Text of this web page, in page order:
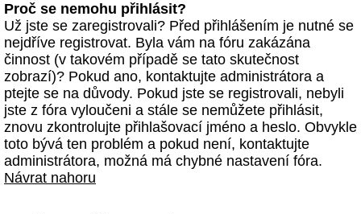
Proč se nemohu přihlásit?
Už jste se zaregistrovali? Před přihlášením je nutné se
nejdříve registrovat. Byla vám na fóru zakázána
činnost (v takovém případě se tato skutečnost
zobrazí)? Pokud ano, kontaktujte administrátora a
ptejte se na důvody. Pokud jste se registrovali, nebyli
jste z fóra vyloučeni a stále se nemůžete přihlásit,
znovu zkontrolujte přihlašovací jméno a heslo. Obvykle
toto bývá ten problém a pokud není, kontaktujte
administrátora, možná má chybné nastavení fóra.
Návrat nahoru